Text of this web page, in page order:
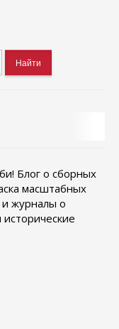
Блог о сборных
масштабных
и журналы о